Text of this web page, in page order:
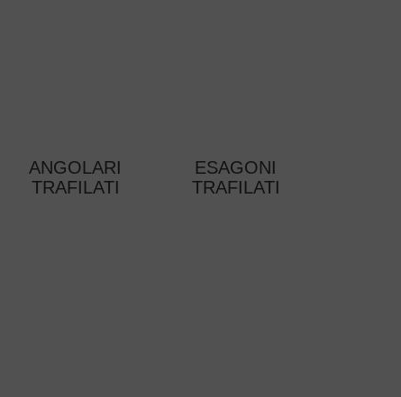
ANGOLARI
TRAFILATI
ESAGONI
TRAFILATI